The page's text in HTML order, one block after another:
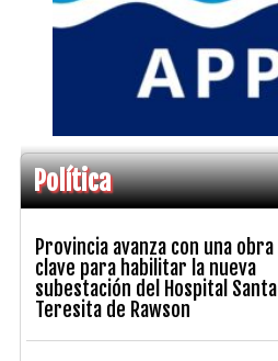
Política
Provincia avanza con una obra
clave para habilitar la nueva
subestación del Hospital Santa
Teresita de Rawson